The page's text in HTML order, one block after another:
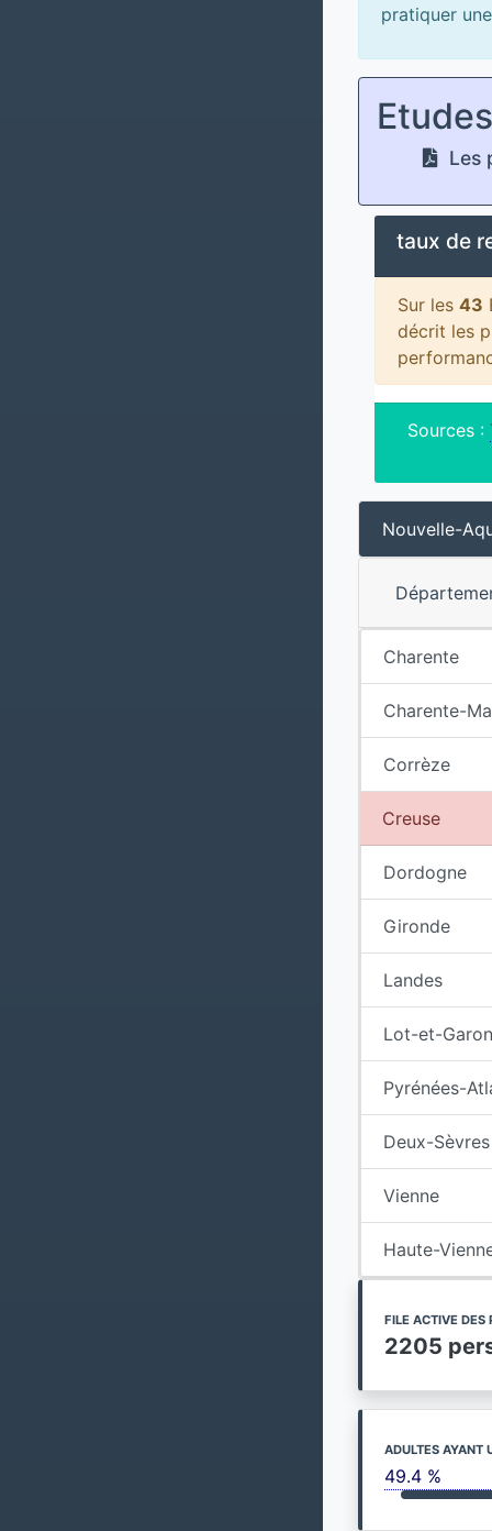
pratiquer
Etudes
Les
taux de
Sur les 43
décrit les
Sources :
Nouvelle-
Charente
Charente-
Corrèze
Creuse
Dordogne
Gironde
Landes
Lot-et-
Pyrénées-
Deux-Sèvres
Vienne
Haute-
FILE ACTIVE DES
2205
ADULTES AYANT
49.4 %